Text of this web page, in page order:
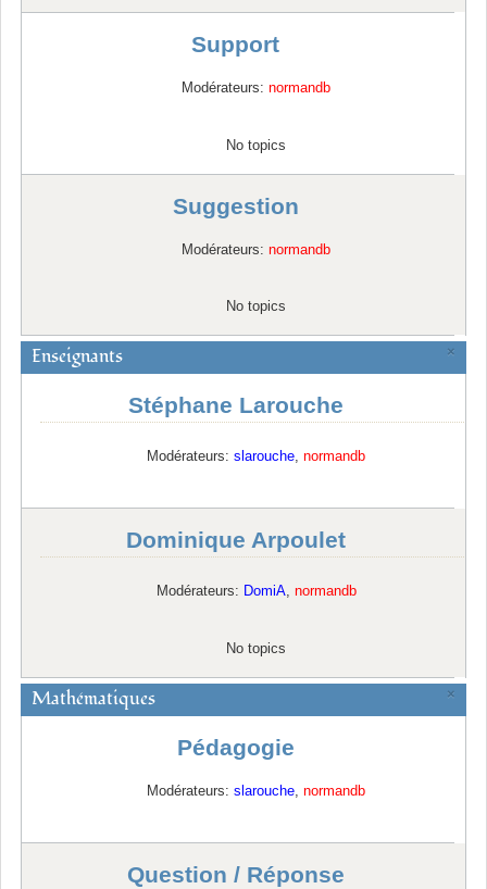
Support
Modérateurs:normandb
No topics
Suggestion
Modérateurs:normandb
No topics
×
Enseignants
Stéphane Larouche
Modérateurs:slarouche ,normandb
Dominique Arpoulet
Modérateurs: DomiA, normandb
No topics
×
Mathématiques
Pédagogie
Modérateurs:slarouche ,normandb
Question / Réponse